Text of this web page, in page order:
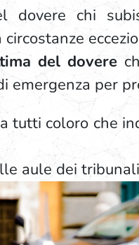
chi
del dovere
emergenza per
tutti coloro che
aule dei